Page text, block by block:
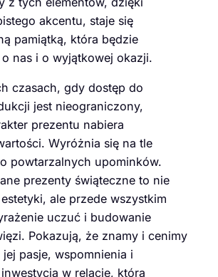
akcentu, staje się
pamiątką, która będzie
nas i o wyjątkowej okazji.
czasach, gdy dostęp do
jest nieograniczony,
prezentu nabiera
Wyróżnia się na tle
powtarzalnych upominków.
prezenty świąteczne to nie
ale przede wszystkim
uczuć i budowanie
Pokazują, że znamy i cenimy
pasje, wspomnienia i
w relacje, która